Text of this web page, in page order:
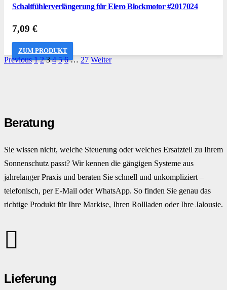
Schaltfühlerverlängerung für Elero Blockmotor #2017024
7,09 €
ZUM PRODUKT
Previous 1 2 3 4 5 6 … 27 Weiter
Beratung
Sie wissen nicht, welche Steuerung oder welches Ersatzteil zu Ihrem
Sonnenschutz passt? Wir kennen die gängigen Systeme aus
jahrelanger Praxis und beraten Sie schnell und unkompliziert –
telefonisch, per E-Mail oder WhatsApp. So finden Sie genau das
richtige Produkt für Ihre Markise, Ihren Rollladen oder Ihre Jalousie.
Lieferung